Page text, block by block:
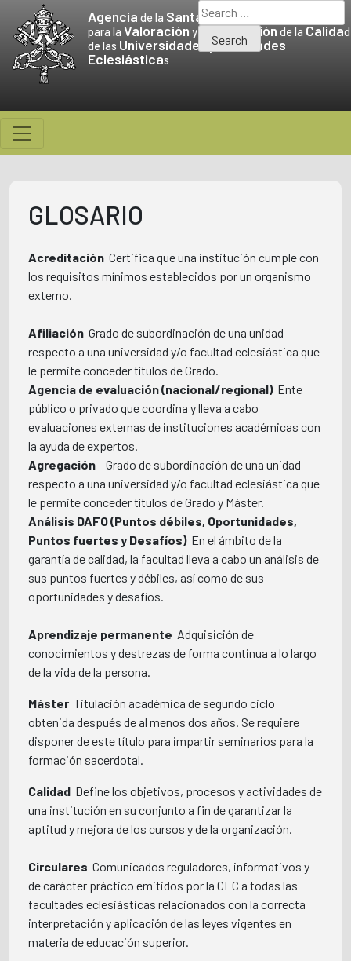
content
Agencia de la Santa Sede
para la Valoración y la Promociónde la Calidad
de las Universidades yFacultades
Eclesiásticas
Search
for:
GLOSARIO
Acreditación  Certifica que una institución cumple con
los requisitos mínimos establecidos por un organismo
externo.
Afiliación  Grado de subordinación de una unidad
respecto a una universidad y/o facultad eclesiástica que
le permite conceder títulos de Grado.
Agencia de evaluación (nacional/regional) Ente
público o privado que coordina y lleva a cabo
evaluaciones externas de instituciones académicas con
la ayuda de expertos.
Agregación– Grado de subordinación de una unidad
respecto a una universidad y/o facultad eclesiástica que
le permite conceder títulos de Grado y Máster.
Análisis DAFO (Puntos débiles, Oportunidades,
Puntos fuertes y Desafíos) En el ámbito de la
garantía de calidad, la facultad lleva a cabo un análisis de
sus puntos fuertes y débiles, así como de sus
oportunidades y desafíos.
Aprendizaje permanente  Adquisición de
conocimientos y destrezas de forma continua a lo largo
de la vida de la persona.
Máster  Titulación académica de segundo ciclo
obtenida después de al menos dos años. Se requiere
disponer de este título para impartir seminarios para la
formación sacerdotal.
Calidad  Define los objetivos, procesos y actividades de
una institución en su conjunto a fin de garantizar la
aptitud y mejora de los cursos y de la organización.
Circulares  Comunicados reguladores, informativos y
de carácter práctico emitidos por la CEC a todas las
facultades eclesiásticas relacionados con la correcta
interpretación y aplicación de las leyes vigentes en
materia de educación superior.